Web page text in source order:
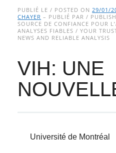
Main menu
to
content
PUBLIÉ LE / POSTED ON29/01/
CHAYER – PUBLIÉ PAR /
SOURCE DE CONFIANCE POUR
ANALYSES FIABLES / YOUR
NEWS AND RELIABLE ANALYSIS
VIH: UNE
Université de Montréal